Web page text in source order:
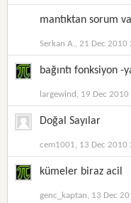
mantıktan sorum
Serkan A., 21 Dec 2010
largewind, 19 Dec
Doğal Sayılar
cem1001, 13 Dec 2010
kümeler biraz acil
genc_kaptan, 13 Dec